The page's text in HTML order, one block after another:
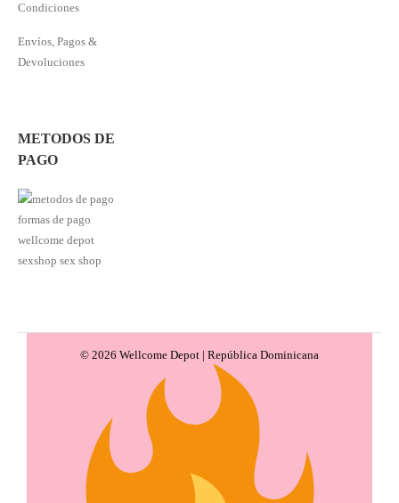
Condiciones
Envíos, Pagos &
Devoluciones
METODOS DE
PAGO
© 2026 Wellcome Depot | República Dominicana